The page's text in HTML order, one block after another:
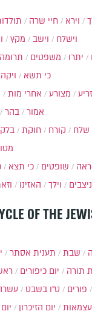
וירא חיי שרה
וישלח
וישב מקץ
יתרו משפטים תרומה
כי תשא
מצורע אחרי מות
אמור
בהר
שלח קורח חוקת בלק
ראה שופטים כי תצא
ניצבים
וילך האזינו
OF THE
תענית אסתר שבת
יום כיפורים תורה
ט"ו בשבט פורים
יום הזיכרון